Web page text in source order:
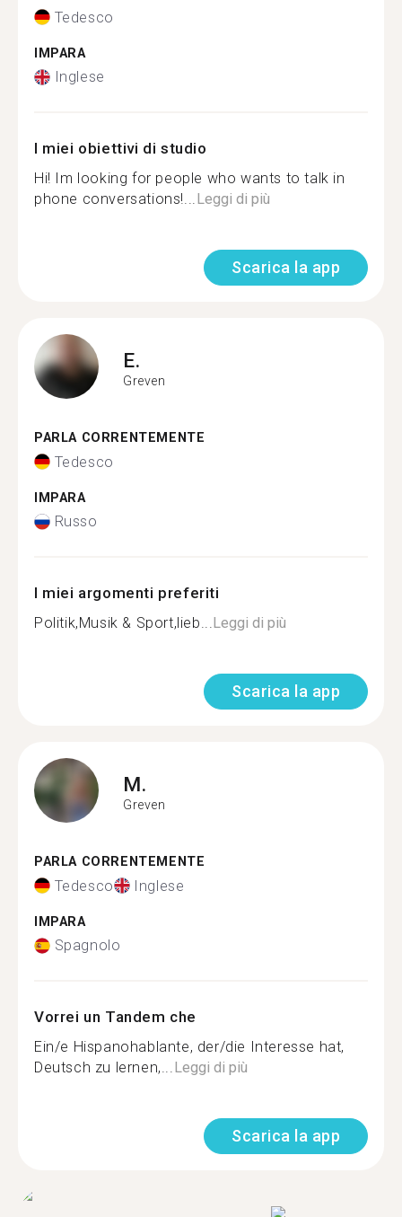
Tedesco
IMPARA
Inglese
I miei obiettivi di studio
Hi! Im looking for people who wants to talk in
phone conversations!...Leggi di più
Scarica la app
E.
Greven
PARLA CORRENTEMENTE
Tedesco
IMPARA
Russo
I miei argomenti preferiti
Politik,Musik & Sport,lieb...Leggi di più
Scarica la app
M.
Greven
PARLA CORRENTEMENTE
Tedesco Inglese
IMPARA
Spagnolo
Vorrei un Tandem che
Ein/e Hispanohablante, der/die Interesse hat,
Deutsch zu lernen,...Leggi di più
Scarica la app